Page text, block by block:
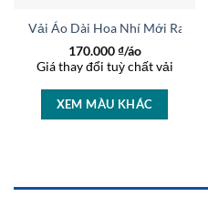
Vải Áo Dài Hoa Nhí Mới Ra
170.000₫/áo
Giá thay đổi tuỳ chất vải
XEM MÀU KHÁC
36519